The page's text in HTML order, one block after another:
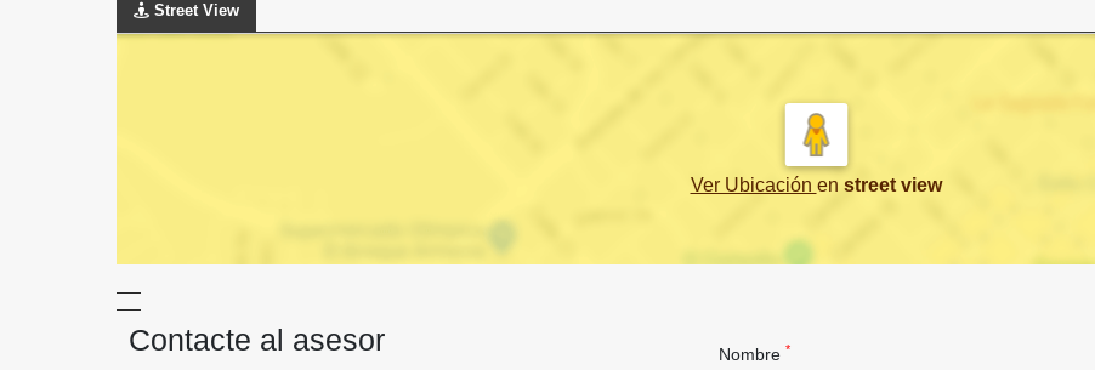
Street View
Ver Ubicación en street view
Contacte al asesor Nombre *